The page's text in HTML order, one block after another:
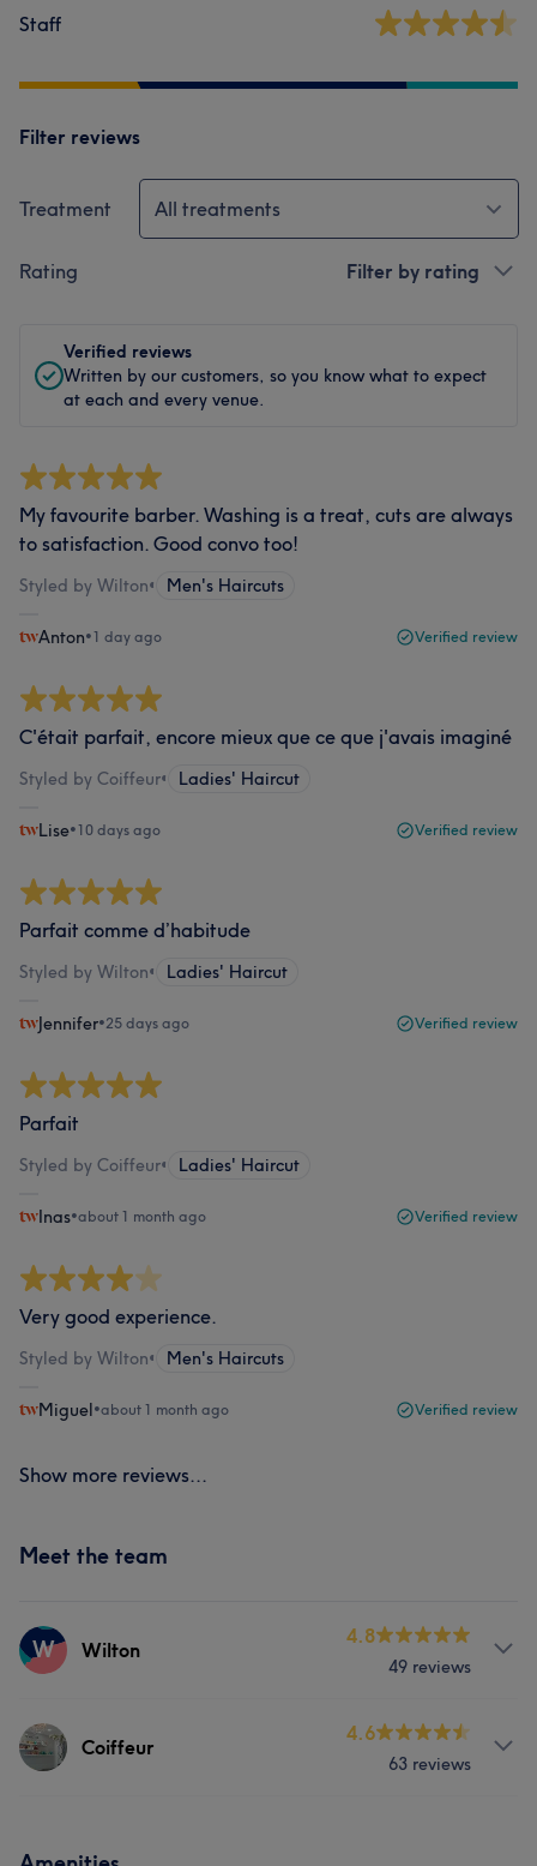
Staff
Filter reviews
Treatment All treatments
Rating Filter by rating
Verified reviews
Written by our customers, so you know what to expect
at each and every venue.
My favourite barber. Washing is a treat, cuts are always
to satisfaction. Good convo too!
Styled by Wilton• Men's Haircuts
Anton•1 day ago Verified review
C'était parfait, encore mieux que ce que j'avais imaginé
Styled by Coiffeur• Ladies' Haircut
Lise•10 days ago Verified review
Parfait comme d’habitude
Styled by Wilton• Ladies' Haircut
Jennifer•25 days ago Verified review
Parfait
Styled by Coiffeur• Ladies' Haircut
Inas•about 1 month ago Verified review
Very good experience.
Styled by Wilton• Men's Haircuts
Miguel•about 1 month ago Verified review
Show more reviews...
Meet the team
W Wilton
4.8
49 reviews
Services
Coiffeur
4.6
63 reviews